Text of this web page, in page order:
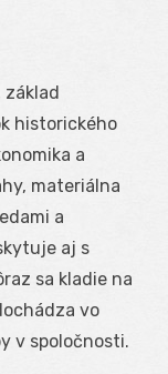
základ
historického
a
materiálna
a
aj s
sa kladie na
vo
v spoločnosti.